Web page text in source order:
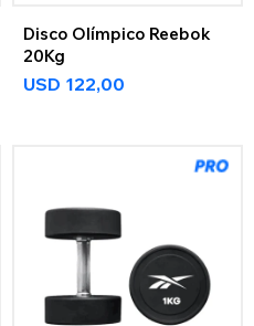
Disco Olímpico Reebok
20Kg
USD 122,00